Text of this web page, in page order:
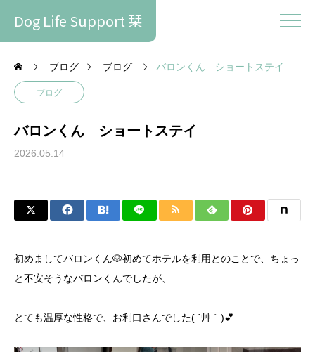
Dog Life Support 栞
ブログ ブログ バロンくん ショートステイ
ブログ
バロンくん ショートステイ
2026.05.14
初めましてバロンくん🐶初めてホテルを利用とのことで、ちょっ
と不安そうなバロンくんでしたが、
とても温厚な性格で、お利口さんでした( ´艸｀)💕